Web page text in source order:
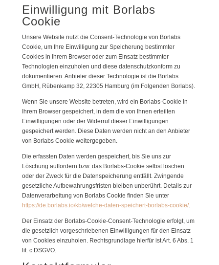
Einwilligung mit Borlabs
Cookie
Unsere Website nutzt die Consent-Technologie von Borlabs
Cookie, um Ihre Einwilligung zur Speicherung bestimmter
Cookies in Ihrem Browser oder zum Einsatz bestimmter
Technologien einzuholen und diese datenschutzkonform zu
dokumentieren. Anbieter dieser Technologie ist die Borlabs
GmbH, Rübenkamp 32, 22305 Hamburg (im Folgenden Borlabs).
Wenn Sie unsere Website betreten, wird ein Borlabs-Cookie in
Ihrem Browser gespeichert, in dem die von Ihnen erteilten
Einwilligungen oder der Widerruf dieser Einwilligungen
gespeichert werden. Diese Daten werden nicht an den Anbieter
von Borlabs Cookie weitergegeben.
Die erfassten Daten werden gespeichert, bis Sie uns zur
Löschung auffordern bzw. das Borlabs-Cookie selbst löschen
oder der Zweck für die Datenspeicherung entfällt. Zwingende
gesetzliche Aufbewahrungsfristen bleiben unberührt. Details zur
Datenverarbeitung von Borlabs Cookie finden Sie unter
https://de.borlabs.io/kb/welche-daten-speichert-borlabs-cookie/.
Der Einsatz der Borlabs-Cookie-Consent-Technologie erfolgt, um
die gesetzlich vorgeschriebenen Einwilligungen für den Einsatz
von Cookies einzuholen. Rechtsgrundlage hierfür ist Art. 6 Abs. 1
lit. c DSGVO.